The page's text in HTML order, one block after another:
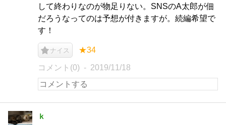
して終わりなのが物足りない。SNSのA太郎が佃
だろうなってのは予想が付きますが。続編希望で
す！
ナイス ★34
コメント(0) 2019/11/18
ｋ